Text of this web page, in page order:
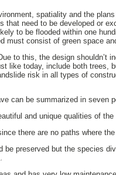
spatiality and the
that need to be developed or
to be flooded within one
must consist of green space
to this, the design shouldn’t
like today, include both trees,
risk in all types of
can be summarized in seven
and unique qualities of the
there are no paths where
preserved but the species